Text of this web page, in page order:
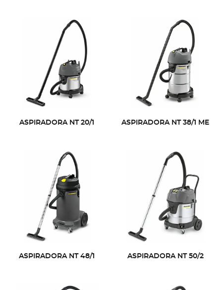
ASPIRADORA NT 20/1 ASPIRADORA NT 38/1 ME
ASPIRADORA NT 48/1 ASPIRADORA NT 50/2